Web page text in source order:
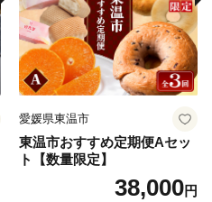
愛媛県東温市
東温市おすすめ定期便Aセッ
ト【数量限定】
38,000円